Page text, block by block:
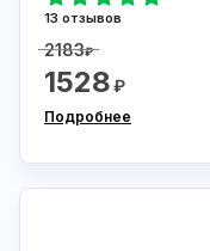
13 отзывов
2183₽
1528₽
Подробнее